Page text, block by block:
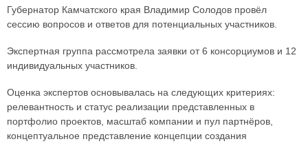
Губернатор Камчатского края Владимир Солодов провёл
сессию вопросов и ответов для потенциальных участников.
Экспертная группа рассмотрела заявки от 6 консорциумов и 12
индивидуальных участников.
Оценка экспертов основывалась на следующих критериях:
релевантность и статус реализации представленных в
портфолио проектов, масштаб компании и пул партнёров,
концептуальное представление концепции создания